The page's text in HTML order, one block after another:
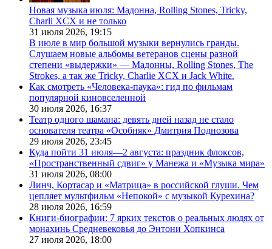
Новая музыка июля: Мадонна, Rolling Stones, Tricky,
Charli XCX и не только
31 июля 2026, 19:15
В июле в мир большой музыки вернулись гранды.
Слушаем новые альбомы ветеранов сцены разной
степени «выдержки» — Мадонны, Rolling Stones, The
Strokes, а так же Tricky, Charlie XCX и Jack White.
Как смотреть «Человека-паука»: гид по фильмам
популярной киновселенной
30 июля 2026, 16:37
Театр одного шамана: девять дней назад не стало
основателя театра «Особняк» Дмитрия Поднозова
29 июля 2026, 23:45
Куда пойти 31 июля—2 августа: праздник флоксов,
«Пространственный сдвиг» у Манежа и «Музыка мира»
31 июля 2026, 08:00
Линч, Кортасар и «Матрица» в российской глуши. Чем
цепляет мультфильм «Непокой» с музыкой Курехина?
28 июля 2026, 16:59
Книги-биографии: 7 ярких текстов о реальных людях от
монахинь Средневековья до Энтони Хопкинса
27 июля 2026, 18:00